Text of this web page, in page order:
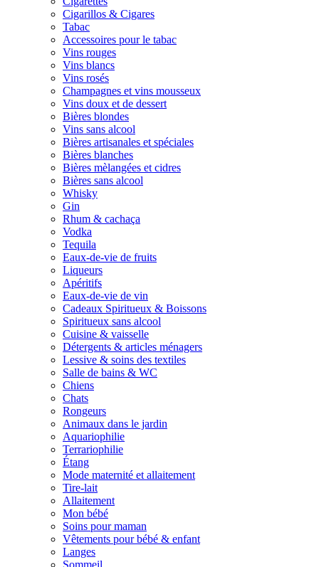
Cigarillos & Cigares
Tabac
Accessoires pour le tabac
Vins rouges
Vins blancs
Vins rosés
Champagnes et vins mousseux
Vins doux et de dessert
Bières blondes
Vins sans alcool
Bières artisanales et spéciales
Bières blanches
Bières mèlangées et cidres
Bières sans alcool
Whisky
Gin
Rhum & cachaça
Vodka
Tequila
Eaux-de-vie de fruits
Liqueurs
Apéritifs
Eaux-de-vie de vin
Cadeaux Spiritueux & Boissons
Spiritueux sans alcool
Cuisine & vaisselle
Détergents & articles ménagers
Lessive & soins des textiles
Salle de bains & WC
Chiens
Chats
Rongeurs
Animaux dans le jardin
Aquariophilie
Terrariophilie
Étang
Mode maternité et allaitement
Tire-lait
Allaitement
Mon bébé
Soins pour maman
Vêtements pour bébé & enfant
Langes
Sommeil